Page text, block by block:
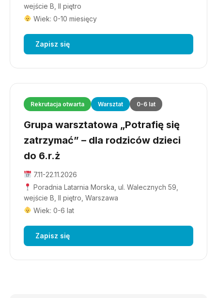
wejście B, II piętro
Wiek: 0-10 miesięcy
Zapisz się
Rekrutacja otwarta Warsztat 0-6 lat
Grupa warsztatowa „Potrafię się
zatrzymać” – dla rodziców dzieci
do 6.r.ż
7.11-22.11.2026
Poradnia Latarnia Morska, ul. Walecznych 59,
wejście B, II piętro, Warszawa
Wiek: 0-6 lat
Zapisz się